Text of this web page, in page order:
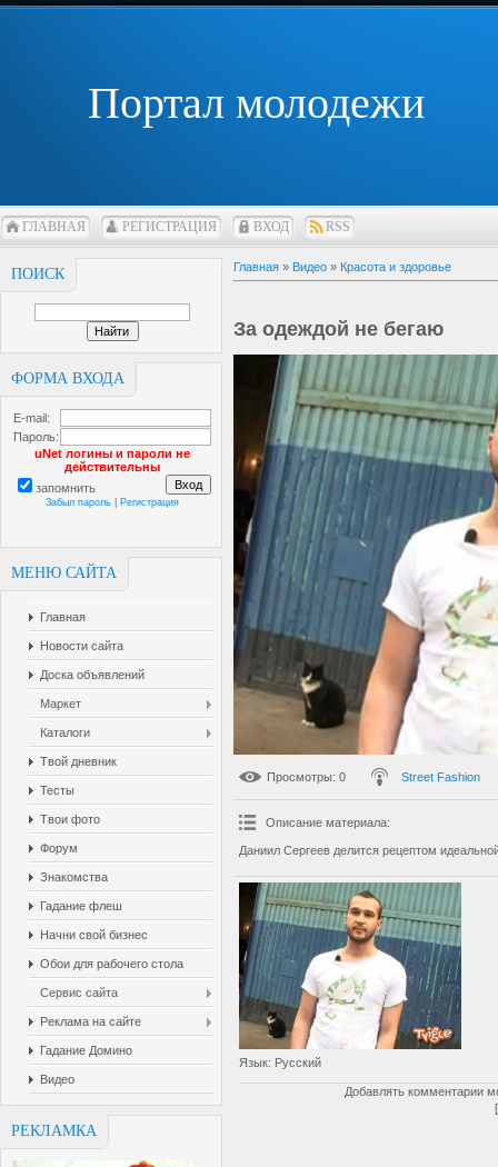
Портал молодежи
ГЛАВНАЯ РЕГИСТРАЦИЯ ВХОД RSS
ПОИСК
ФОРМА ВХОДА
E-mail:
Пароль:
uNet логины и пароли не
действительны
запомнить
Забыл пароль Регистрация
МЕНЮ САЙТА
Главная
Новости сайта
Доска объявлений
Маркет
Каталоги
Твой дневник
Тесты
Твои фото
Форум
Знакомства
Гадание флеш
Начни свой бизнес
Обои для рабочего стола
Сервис сайта
Реклама на сайте
Гадание Домино
Видео
РЕКЛАМКА
Главная » Видео » Красота и здоровье
За одеждой не бегаю
Просмотры: 0 Street Fashion
Описание материала:
Даниил Сергеев делится рецептом
Язык: Русский
Добавлять комментарии